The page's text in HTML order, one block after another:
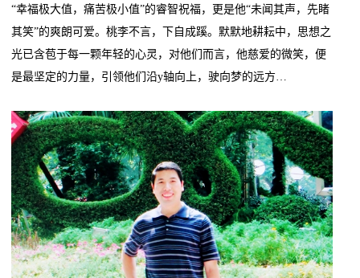
“幸福极大值，痛苦极小值”的睿智祝福，更是他“未闻其声，先睹
其笑”的爽朗可爱。桃李不言，下自成蹊。默默地耕耘中，思想之
光已含苞于每一颗年轻的心灵，对他们而言，他慈爱的微笑，便
是最坚定的力量，引领他们沿y轴向上，驶向梦的远方…